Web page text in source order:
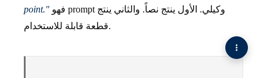
point."
قطعة قابلة للاستخدام.